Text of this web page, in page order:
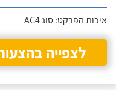
איכות הפרקט: סוג AC4
לצפייה